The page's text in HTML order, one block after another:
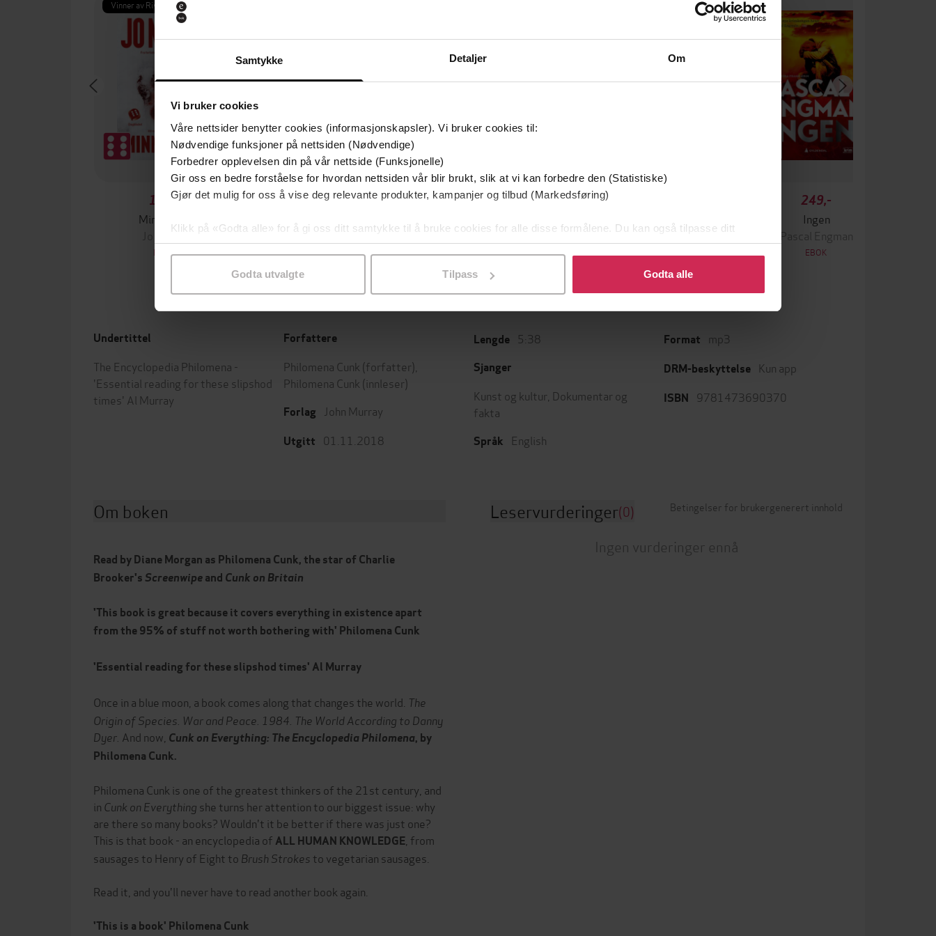
Samtykke Detaljer Om
Vi bruker cookies
Våre nettsider benytter cookies (informasjonskapsler). Vi bruker cookies til:
Nødvendige funksjoner på nettsiden (Nødvendige)
Forbedrer opplevelsen din på vår nettside (Funksjonelle)
Gir oss en bedre forståelse for hvordan nettsiden vår blir brukt, slik at vi kan forbedre den (Statistiske)
Gjør det mulig for oss å vise deg relevante produkter, kampanjer og tilbud (Markedsføring)
Klikk på «Godta alle» for å gi oss ditt samtykke til å bruke cookies for alle disse formålene. Du kan også tilpasse ditt
samtykke til spesifikke formål ved å klikke på «Tilpass». Du kan når som helst trekke tilbake eller endre ditt samtykke.
Godta utvalgte Tilpass Godta alle
Vinner av Rivertonprisen
199,-
Minnesota
Jo Nesbø
EBOK
349,-
Jørn Lier Horst
EBOK
149,-
Stian Hjelvin Andersen
EBOK
Pascal Engman
249,-
Ingen
Pascal Engman
EBOK
Undertittel
The Encyclopedia Philomena -
'Essential reading for these slipshod
times' Al Murray
Forfattere
Philomena Cunk (forfatter),
Philomena Cunk (innleser)
Forlag John Murray
Utgitt 01.11.2018
Lengde 5:38
Sjanger
Kunst og kultur Dokumentar og
fakta
Språk English
Format mp3
DRM-beskyttelse Kun app
ISBN 9781473690370
Om boken
Read by Diane Morgan as Philomena Cunk, the star of Charlie
Brooker's Screenwipeand Cunk on Britain
'This book is great because it covers everything in existence apart
from the 95% of stuff not worth bothering with' Philomena Cunk
'Essential reading for these slipshod times' Al Murray
Once in a blue moon, a book comes along that changes the world. The
Origin of Species. War and Peace. 1984. The World According to Danny
Dyer. And now, Cunk on Everything: The Encyclopedia Philomena, by
Philomena Cunk.
Philomena Cunk is one of the greatest thinkers of the 21st century, and
in Cunk on Everything she turns her attention to our biggest issue: why
are there so many books? Wouldn't it be better if there was just one?
This is that book - an encyclopedia of ALL HUMAN KNOWLEDGE , from
sausages to Henry of Eight to Brush Strokes to vegetarian sausages.
Read it, and you'll never have to read another book again.
'This is a book' Philomena Cunk
Leservurderinger(0) Betingelser for brukergenerert innhold
Ingen vurderinger ennå